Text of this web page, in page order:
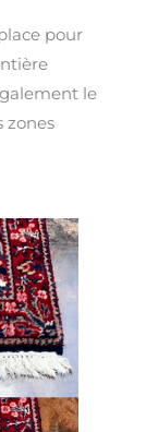
pour
le
zones